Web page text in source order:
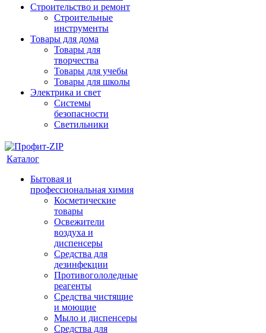
Строительство и ремонт
Строительные
инструменты
Товары для дома
Товары для
творчества
Товары для учебы
Товары для школы
Электрика и свет
Системы
безопасности
Светильники
Каталог
Бытовая и
профессиональная химия
Косметические
товары
Освежители
воздуха и
диспенсеры
Средства для
дезинфекции
Противогололедные
реагенты
Средства чистящие
и моющие
Мыло и диспенсеры
Средства для